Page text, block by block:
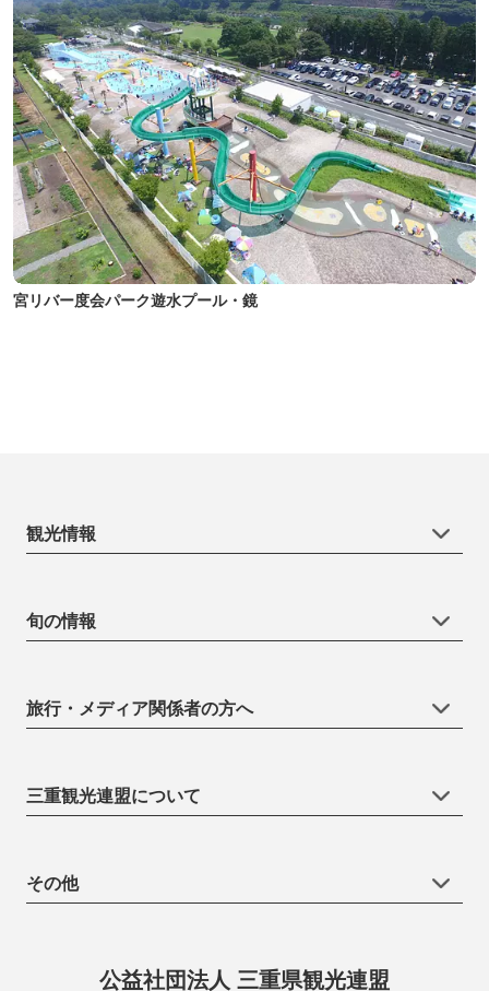
宮リバー度会パーク遊水プール・鏡
観光情報
旬の情報
旅行・メディア関係者の方へ
三重観光連盟について
その他
公益社団法人 三重県観光連盟